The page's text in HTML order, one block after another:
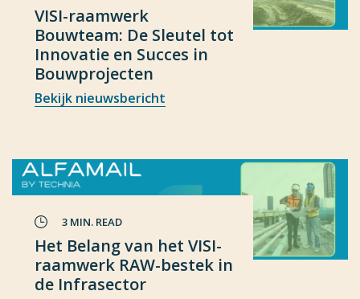
VISI-raamwerk
Bouwteam: De Sleutel tot
Innovatie en Succes in
Bouwprojecten
Bekijk nieuwsbericht
3 MIN. READ
Het Belang van het VISI-
raamwerk RAW-bestek in
de Infrasector